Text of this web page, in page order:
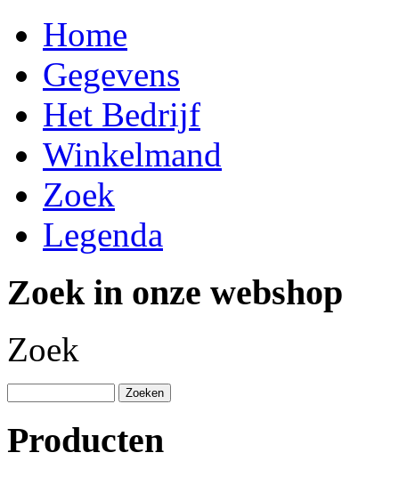
Home
Gegevens
Het Bedrijf
Winkelmand
Zoek
Legenda
Zoek in onze webshop
Zoek
Producten